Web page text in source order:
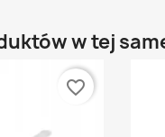
w tej
favorite_border